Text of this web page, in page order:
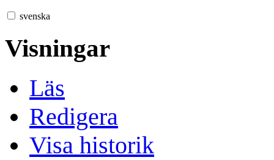
svenska
Visningar
Läs
Redigera
Visa historik